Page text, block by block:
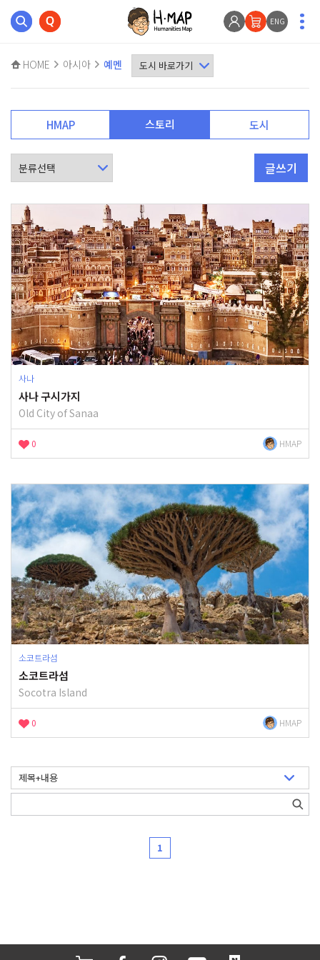
ENG
HOME 아시아 예멘
HMAP 스토리 도시
글쓰기
사나
사나 구시가지
Old City of Sanaa
0 HMAP
소코트라섬
소코트라섬
Socotra Island
0 HMAP
1